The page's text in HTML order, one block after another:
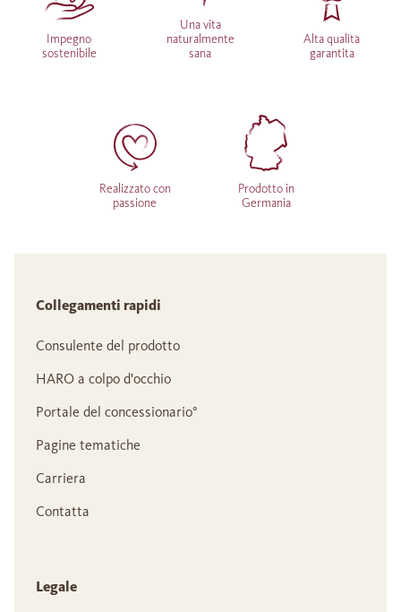
Impegno
sostenibile
Una vita
naturalmente
sana
Alta qualità
garantita
Realizzato con
passione
Prodotto in
Germania
Collegamenti rapidi
Consulente del prodotto
HARO a colpo d'occhio
Portale del concessionario°
Pagine tematiche
Carriera
Contatta
Legale